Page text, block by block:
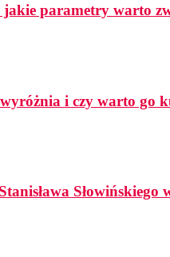
parametry warto
i czy warto go